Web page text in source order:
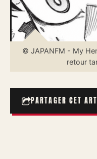
© JAPANFM - My
retour
PARTAGER CET